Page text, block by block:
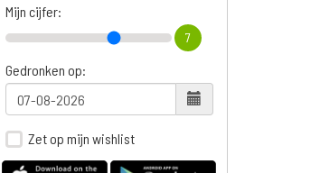
Mijn cijfer:
7
Gedronken op:
Zet op mijn wishlist